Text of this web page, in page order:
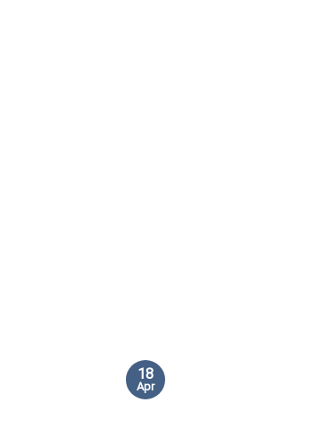
18
Apr